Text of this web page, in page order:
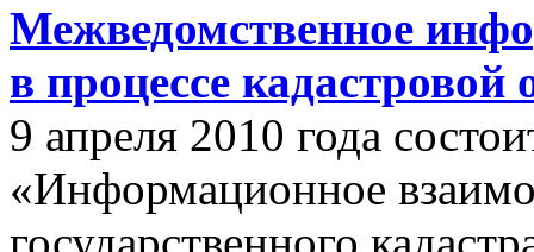
Межведомственное
в процессе
9 апреля 2010 года
«Информационное
государственного